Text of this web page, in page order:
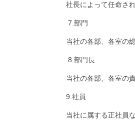
社長によって任命さ
7.部門
当社の各部、各室の
8.部門長
当社の各部、各室の
9.社員
当社に属する正社員